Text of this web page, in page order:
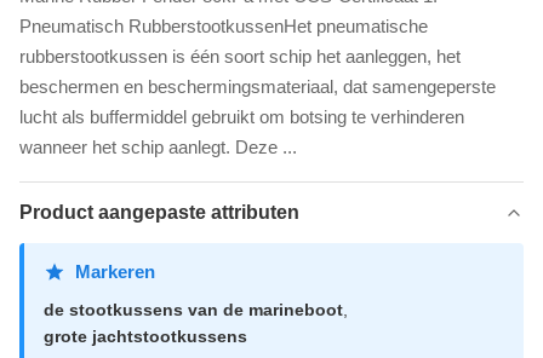
Pneumatisch RubberstootkussenHet pneumatische
rubberstootkussen is één soort schip het aanleggen, het
beschermen en beschermingsmateriaal, dat samengeperste
lucht als buffermiddel gebruikt om botsing te verhinderen
wanneer het schip aanlegt. Deze ...
Product aangepaste attributen
Markeren
de stootkussens van de marineboot
grote jachtstootkussens